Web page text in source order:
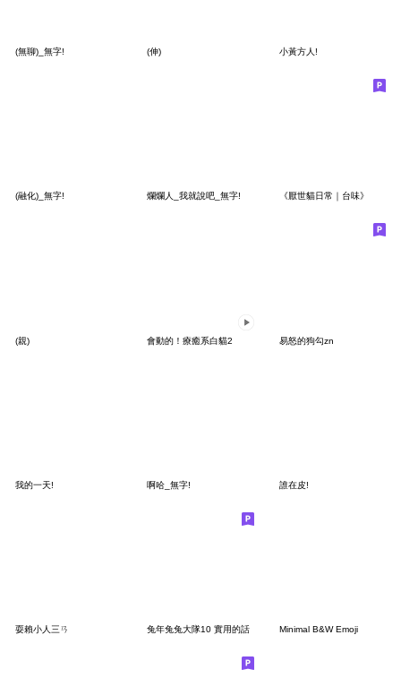
(無聊)_無字! (伸) 小黃方人!
(融化)_無字! 爛爛人_我就說吧_無字! 《厭世貓日常｜台味》
(親) 會動的！療癒系白貓2 易怒的狗勾zn
我的一天! 啊哈_無字! 誰在皮!
耍賴小人三ㄢ 兔年兔兔大隊10 實用的話 Minimal B&W Emoji